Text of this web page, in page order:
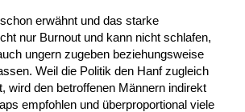
erwähnt und das starke
nur Burnout und kann nicht schlafen,
ungern zugeben beziehungsweise
Weil die Politik den Hanf zugleich
wird den betroffenen Männern indirekt
empfohlen und überproportional viele